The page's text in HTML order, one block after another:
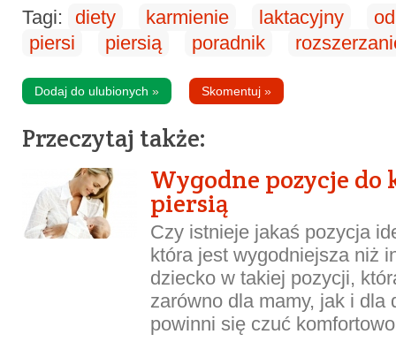
Tagi: diety karmienie laktacyjny
od
piersi
piersią poradnik
Dodaj do ulubionych » Skomentuj »
Przeczytaj także:
Wygodne pozycje do
piersią
Czy istnieje jakaś pozycja
która jest wygodniejsza niż
dziecko w takiej pozycji,
zarówno dla mamy, jak i dla
powinni się czuć